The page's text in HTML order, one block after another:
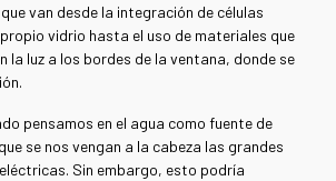
van desde la integración de células
vidrio hasta el uso de materiales que
la luz a los bordes de la ventana, donde se
pensamos en el agua como fuente de
se nos vengan a la cabeza las grandes
Sin embargo, esto podría